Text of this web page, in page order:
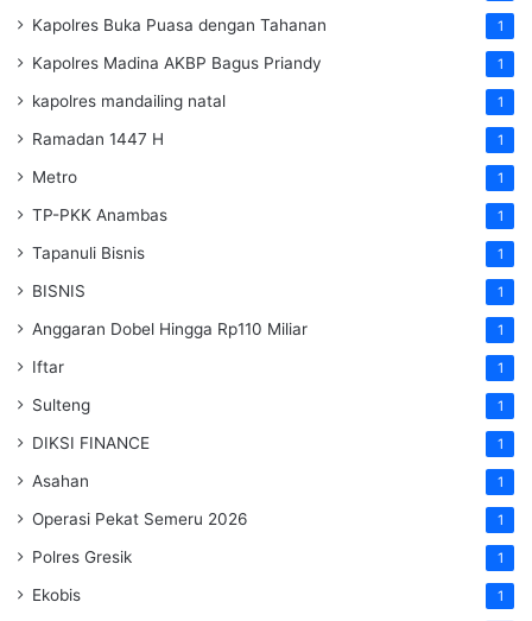
Kapolres Buka Puasa dengan Tahanan 1
Kapolres Madina AKBP Bagus Priandy 1
kapolres mandailing natal 1
Ramadan 1447 H 1
Metro 1
TP-PKK Anambas 1
Tapanuli Bisnis 1
BISNIS 1
Anggaran Dobel Hingga Rp110 Miliar 1
Iftar 1
Sulteng 1
DIKSI FINANCE 1
Asahan 1
Operasi Pekat Semeru 2026 1
Polres Gresik 1
Ekobis 1